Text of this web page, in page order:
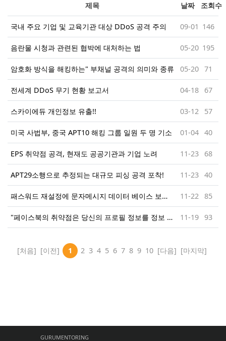
제목 날짜 조회수
국내 주요 기업 및 교육기관 대상 DDoS 공격 주의 09-01 146
음란물 시청과 관련된 협박에 대처하는 법 05-20 195
암호화 방식을 해킹하는" 부채널 공격의 의미와 종류 05-20 71
전세계 DDoS 무기 현황 보고서 04-18 67
스카이에듀 개인정보 유출!! 03-12 57
미국 사법부, 중국 APT10 해킹 그룹 일원 두 명 기소 01-04 40
EPS 취약점 공격, 현재도 공공기관과 기업 노려 11-23 68
APT29소행으로 추정되는 대규모 피싱 공격 포착! 11-23 40
패스워드 재설정에 문자메시지 데이터 베이스 보안은 매우 취약하다! 11-22 85
"페이스북의 취약점은 당신의 프로필 정보를 정보 도둑들에게 제공하였다. " 11-19 93
[처음] [이전] 1 2 3 4 5 6 7 8 9 10 [다음] [마지막]
GURUMENTORING